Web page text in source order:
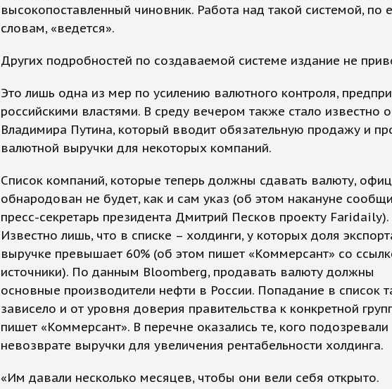
высокопоставленный чиновник. Работа над такой системой, по
словам, «ведется».
Других подробностей по создаваемой системе издание не
Это лишь одна из мер по усилению валютного контроля,
российскими властями. В среду вечером также стало известно
Владимира Путина, который вводит обязательную продажу и
валютной выручки для некоторых компаний.
Список компаний, которые теперь должны сдавать валюту,
обнародован не будет, как и сам указ (об этом накануне
пресс-секретарь президента Дмитрий Песков проекту Faridaily).
Известно лишь, что в списке – холдинги, у которых доля
выручке превышает 60% (об этом пишет «Коммерсант» со
источники). По данным Bloomberg, продавать валюту должны
основные производители нефти в России. Попадание в список
зависело и от уровня доверия правительства к конкретной
пишет «Коммерсант». В перечне оказались те, кого подозревали
невозврате выручки для увеличения рентабельности холдинга.
«Им давали несколько месяцев, чтобы они вели себя открыто.